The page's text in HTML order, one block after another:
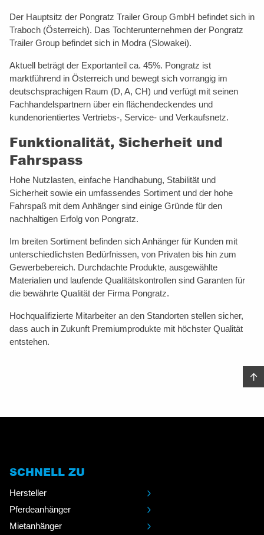
Der Hauptsitz der Pongratz Trailer Group GmbH befindet sich in
Traboch (Österreich). Das Tochterunternehmen der Pongratz
Trailer Group befindet sich in Modra (Slowakei).
Aktuell beträgt der Exportanteil ca. 45%. Pongratz ist
marktführend in Österreich und bewegt sich vorrangig im
deutschsprachigen Raum (D, A, CH) und verfügt mit seinen
Fachhandelspartnern über ein flächendeckendes und
kundenorientiertes Vertriebs-, Service- und Verkaufsnetz.
Funktionalität, Sicherheit und
Fahrspass
Hohe Nutzlasten, einfache Handhabung, Stabilität und
Sicherheit sowie ein umfassendes Sortiment und der hohe
Fahrspaß mit dem Anhänger sind einige Gründe für den
nachhaltigen Erfolg von Pongratz.
Im breiten Sortiment befinden sich Anhänger für Kunden mit
unterschiedlichsten Bedürfnissen, von Privaten bis hin zum
Gewerbebereich. Durchdachte Produkte, ausgewählte
Materialien und laufende Qualitätskontrollen sind Garanten für
die bewährte Qualität der Firma Pongratz.
Hochqualifizierte Mitarbeiter an den Standorten stellen sicher,
dass auch in Zukunft Premiumprodukte mit höchster Qualität
entstehen.
SCHNELL ZU
Hersteller
Pferdeanhänger
Mietanhänger